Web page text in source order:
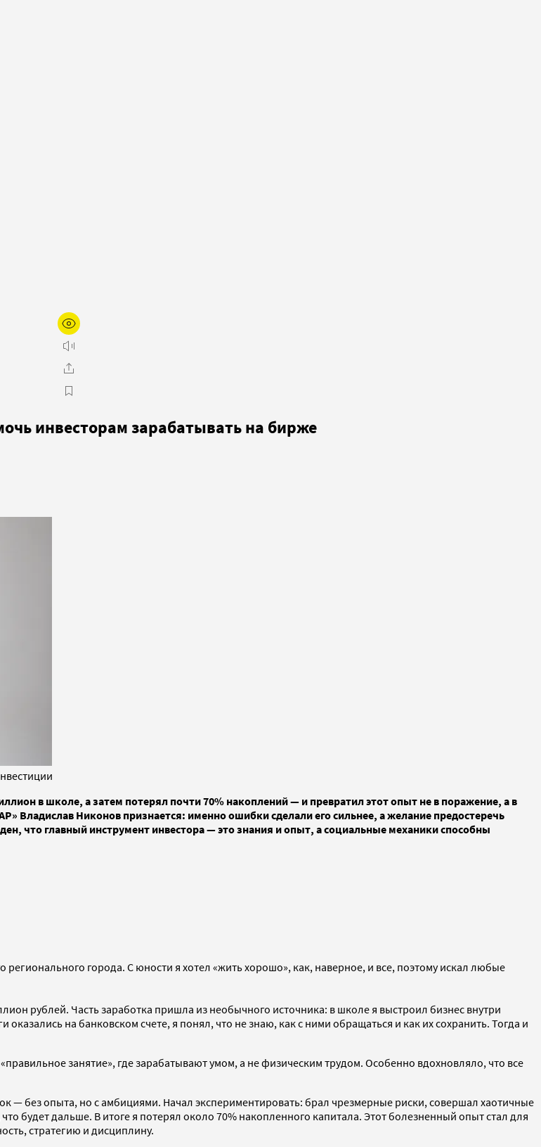
инвесторам зарабатывать на бирже
в школе, а затем потерял почти 70% накоплений — и превратил этот опыт не в поражение, а в
Владислав Никонов признается: именно ошибки сделали его сильнее, а желание предостеречь
что главный инструмент инвестора — это знания и опыт, а социальные механики способны
города. С юности я хотел «жить хорошо», как, наверное, и все, поэтому искал любые
рублей. Часть заработка пришла из необычного источника: в школе я выстроил бизнес внутри
на банковском счете, я понял, что не знаю, как с ними обращаться и как их сохранить. Тогда и
занятие», где зарабатывают умом, а не физическим трудом. Особенно вдохновляло, что все
без опыта, но с амбициями. Начал экспериментировать: брал чрезмерные риски, совершал хаотичные
будет дальше. В итоге я потерял около 70% накопленного капитала. Этот болезненный опыт стал для
стратегию и дисциплину.